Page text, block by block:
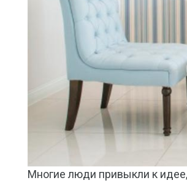
Многие люди привыкли к